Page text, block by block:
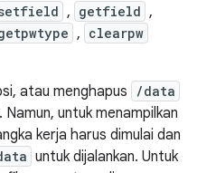
, getfield ,
, clearpw
atau menghapus /data
untuk menampilkan
kerja harus dimulai dan
untuk dijalankan. Untuk